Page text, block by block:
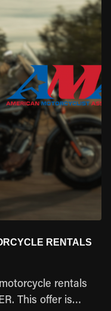
RENTALS
rentals
This offer is